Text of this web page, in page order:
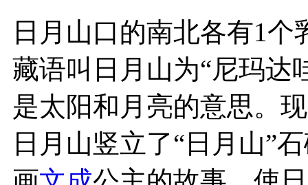
日月山口的南北各有1
藏语叫日月山为“尼玛达
是太阳和月亮的意思。
日月山竖立了“日月山”